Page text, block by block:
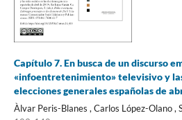
Capítulo 7. En busca de un discurso
«infoentretenimiento» televisivo y
elecciones generales españolas de
Àlvar Peris-Blanes , Carlos López-Olano ,